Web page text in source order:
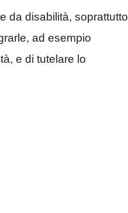
da disabilità, soprattutto
ad esempio
e di tutelare lo